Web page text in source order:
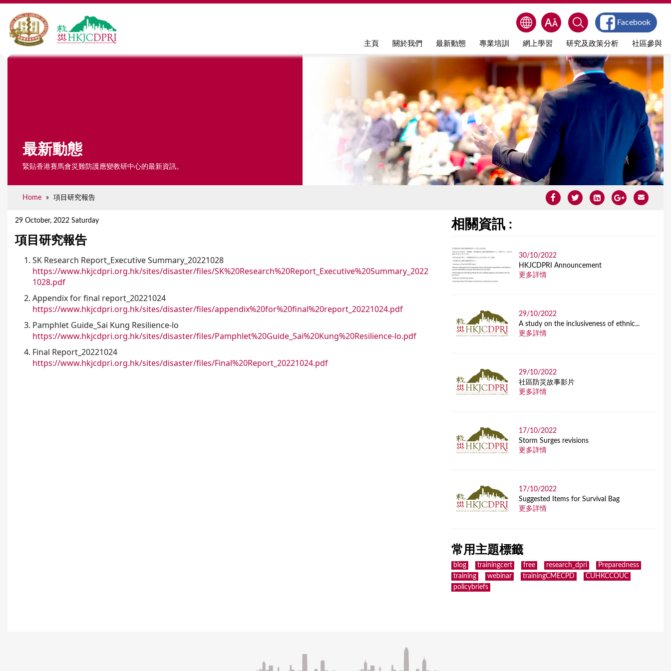
Jump to navigation
主頁 關於我們 最新動態 專業培訓 網上學習 研究及政策分析 社區參與
Facebook
最新動態
緊貼香港賽馬會災難防護應變教研中心的最新資訊。
Home » 項目研究報告
29 October, 2022 Saturday
項目研究報告
SK Research Report_Executive Summary_20221028
https://www.hkjcdpri.org.hk/sites/disaster/files/SK%20Research%20Report_Executive%20Summary_2022
1028.pdf
Appendix for final report_20221024
https://www.hkjcdpri.org.hk/sites/disaster/files/appendix%20for%20final%20report_20221024.pdf
Pamphlet Guide_Sai Kung Resilience-lo
https://www.hkjcdpri.org.hk/sites/disaster/files/Pamphlet%20Guide_Sai%20Kung%20Resilience-lo.pdf
Final Report_20221024
https://www.hkjcdpri.org.hk/sites/disaster/files/Final%20Report_20221024.pdf
相關資訊 :
30/10/2022
HKJCDPRI Announcement
更多詳情
29/10/2022
A study on the inclusiveness of ethnic...
更多詳情
29/10/2022
社區防災故事影片
更多詳情
17/10/2022
Storm Surges revisions
更多詳情
17/10/2022
Suggested Items for Survival Bag
更多詳情
常用主題標籤
blog trainingcert free research_dpri
Preparedness
training
webinar trainingCMECPD
CUHKCCOUC
policybriefs